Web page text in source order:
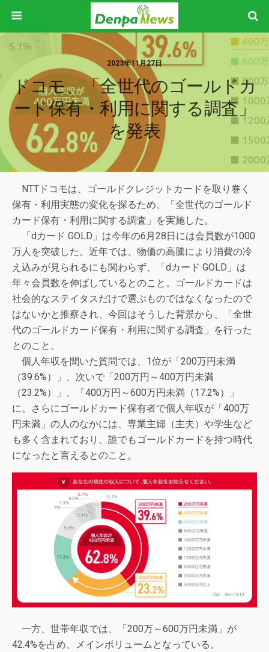
2023年11月27日
ドコモ、「全世代のゴールドカ
ード保有・利用に関する調査」
を発表
NTTドコモは、ゴールドクレジットカードを取り巻く
保有・利用実態の変化を探るため、「全世代のゴールド
カード保有・利用に関する調査」を実施した。
「dカード GOLD」は今年の6月28日には会員数が1000
万人を突破した。近年では、物価の高騰により消費の冷
え込みが見られるにも関わらず、「dカード GOLD」は
年々会員数を伸ばしているとのこと。ゴールドカードは
社会的なステイタスだけで選ぶものではなくなったので
はないかと推察され、今回はそうした背景から、「全世
代のゴールドカード保有・利用に関する調査」を行った
とのこと。
個人年収を聞いた質問では、1位が「200万円未満
（39.6%）」、次いで「200万円～400万円未満
（23.2%）」、「400万円～600万円未満（17.2%）」
に。さらにゴールドカード保有者で個人年収が「400万
円未満」の人のなかには、専業主婦（主夫）や学生など
も多く含まれており、誰でもゴールドカードを持つ時代
になったと言えるとのこと。
一方、世帯年収では、「200万～600万円未満」が
42.4%を占め、メインボリュームとなっている。